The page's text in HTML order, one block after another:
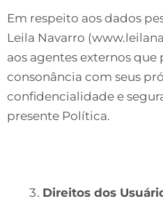
Em respeito aos dados
Leila Navarro
aos agentes externos que
consonância com seus
confidencialidade e
presente Política.
Direitos dos